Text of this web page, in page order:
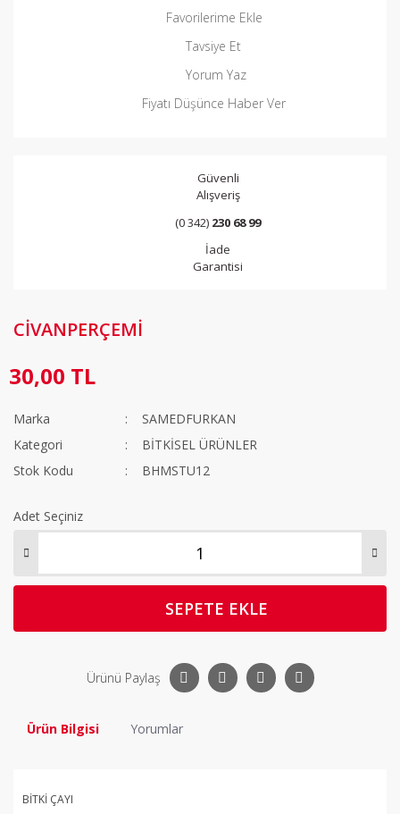
Favorilerime Ekle
Tavsiye Et
Yorum Yaz
Fiyatı Düşünce Haber Ver
Güvenli
Alışveriş
(0 342) 230 68 99
İade
Garantisi
CİVANPERÇEMİ
30,00 TL
Marka
SAMEDFURKAN
Kategori
BİTKİSEL ÜRÜNLER
Stok Kodu
BHMSTU12
Adet Seçiniz
SEPETE EKLE
Ürünü Paylaş
Ürün Bilgisi Yorumlar
BİTKİ ÇAYI